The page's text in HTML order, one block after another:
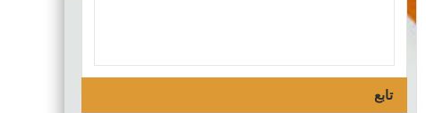
تابع